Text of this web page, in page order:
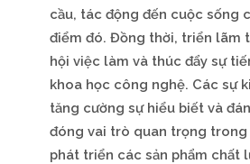
cầu, tác động đến cuộc sống
điểm đó. Đồng thời, triển lãm
hội việc làm và thúc đẩy sự
khoa học công nghệ. Các sự
tăng cường sự hiểu biết và
đóng vai trò quan trọng trong
phát triển các sản phẩm chất